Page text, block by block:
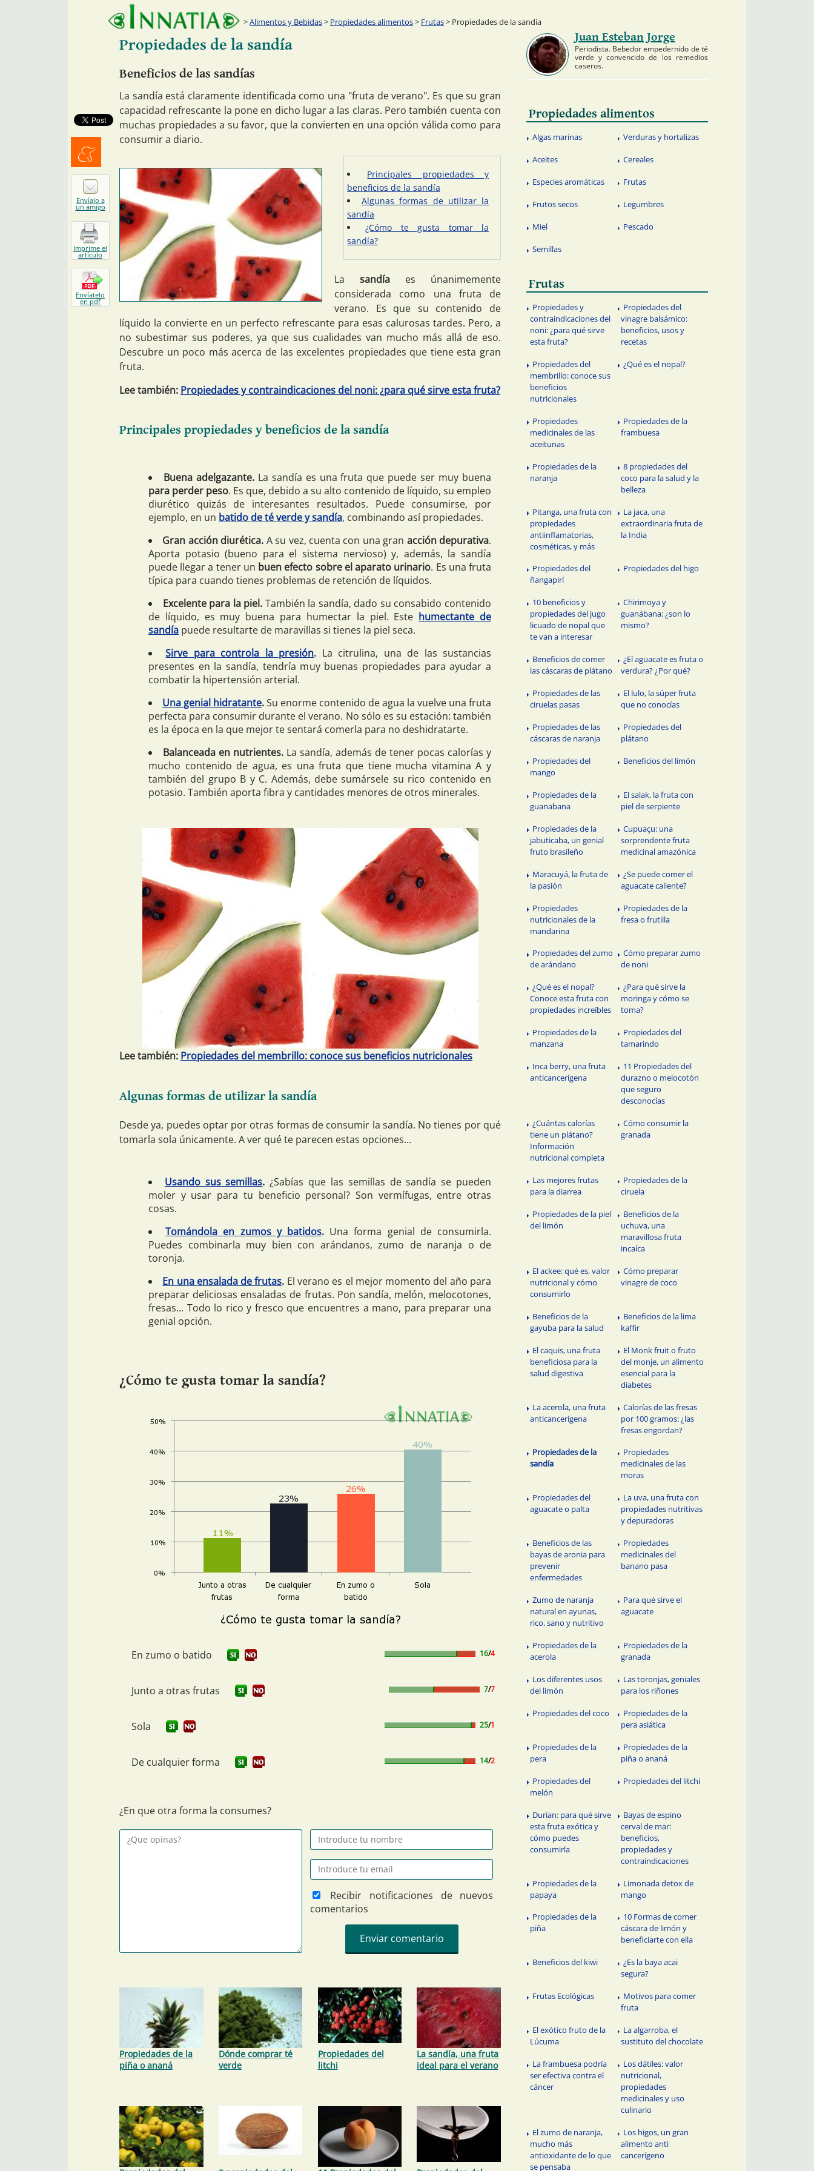
Alimentos y Bebidas> Propiedades alimentos> Frutas> Propiedades de la sandía
Propiedades de la sandía
Beneficios de las sandías
La sandía está claramente identificada como una "fruta de verano". Es que su gran
capacidad refrescante la pone en dicho lugar a las claras. Pero también cuenta con
muchas propiedades a su favor, que la convierten en una opción válida como para
consumir a diario.
Principales propiedades y
beneficios de la sandía
Algunas formas de utilizar la
sandía
¿Cómo te gusta tomar la
sandía?
La sandía es únanimemente
considerada como una fruta de
verano. Es que su contenido de
líquido la convierte en un perfecto refrescante para esas calurosas tardes. Pero, a
no subestimar sus poderes, ya que sus cualidades van mucho más allá de eso.
Descubre un poco más acerca de las excelentes propiedades que tiene esta gran
fruta.
Lee también: Propiedades y contraindicaciones del noni: ¿para qué sirve esta fruta?
Principales propiedades y beneficios de la sandía
Buena adelgazante.La sandía es una fruta que puede ser muy buena
para perder peso. Es que, debido a su alto contenido de líquido, su empleo
diurético quizás de interesantes resultados. Puede consumirse, por
ejemplo, en un batido de té verde y sandía, combinando así propiedades.
Gran acción diurética. A su vez, cuenta con una gran acción depurativa.
Aporta potasio (bueno para el sistema nervioso) y, además, la sandía
puede llegar a tener un buen efecto sobre el aparato urinario. Es una fruta
típica para cuando tienes problemas de retención de líquidos.
Excelente para la piel. También la sandía, dado su consabido contenido
de líquido, es muy buena para humectar la piel. Este humectante de
sandía puede resultarte de maravillas si tienes la piel seca.
Sirve para controla la presión. La citrulina, una de las sustancias
presentes en la sandía, tendría muy buenas propiedades para ayudar a
combatir la hipertensión arterial.
Una genial hidratante.Su enorme contenido de agua la vuelve una fruta
perfecta para consumir durante el verano. No sólo es su estación: también
es la época en la que mejor te sentará comerla para no deshidratarte.
Balanceada en nutrientes. La sandía, además de tener pocas calorías y
mucho contenido de agua, es una fruta que tiene mucha vitamina A y
también del grupo B y C. Además, debe sumársele su rico contenido en
potasio. También aporta fibra y cantidades menores de otros minerales.
Lee también: Propiedades del membrillo: conoce sus beneficios nutricionales
Algunas formas de utilizar la sandía
Desde ya, puedes optar por otras formas de consumir la sandía. No tienes por qué
tomarla sola únicamente. A ver qué te parecen estas opciones...
Usando sus semillas. ¿Sabías que las semillas de sandía se pueden
moler y usar para tu beneficio personal? Son vermífugas, entre otras
cosas.
Tomándola en zumos y batidos. Una forma genial de consumirla.
Puedes combinarla muy bien con arándanos, zumo de naranja o de
toronja.
En una ensalada de frutas. El verano es el mejor momento del año para
preparar deliciosas ensaladas de frutas. Pon sandía, melón, melocotones,
fresas... Todo lo rico y fresco que encuentres a mano, para preparar una
genial opción.
¿Cómo te gusta tomar la sandía?
En zumo o batido 16/4
Junto a otras frutas 7/7
Sola 25/1
De cualquier forma 14/2
¿En que otra forma la consumes?
Recibir notificaciones de nuevos
comentarios
Propiedades de la
piña o ananá
Dónde comprar té
verde
Propiedades del
litchi
La sandía, una fruta
ideal para el verano
Juan Esteban Jorge
Periodista. Bebedor empedernido de té
verde y convencido de los remedios
caseros.
Propiedades alimentos
Algas marinas Verduras y hortalizas
Aceites Cereales
Especies aromáticas Frutas
Frutos secos Legumbres
Miel Pescado
Semillas
Frutas
Propiedades y
contraindicaciones del
noni: ¿para qué sirve
esta fruta?
Propiedades del
vinagre balsámico:
beneficios, usos y
recetas
Propiedades del
membrillo: conoce sus
beneficios
nutricionales
¿Qué es el nopal?
Propiedades
medicinales de las
aceitunas
Propiedades de la
frambuesa
Propiedades de la
naranja
8 propiedades del
coco para la salud y la
belleza
Pitanga, una fruta con
propiedades
antiinflamatorias,
cosméticas, y más
La jaca, una
extraordinaria fruta de
la India
Propiedades del
ñangapirí
Propiedades del higo
10 beneficios y
propiedades del jugo
licuado de nopal que
te van a interesar
Chirimoya y
guanábana: ¿son lo
mismo?
Beneficios de comer
las cáscaras de plátano
¿El aguacate es fruta o
verdura? ¿Por qué?
Propiedades de las
ciruelas pasas
El lulo, la súper fruta
que no conocías
Propiedades de las
cáscaras de naranja
Propiedades del
plátano
Propiedades del
mango
Beneficios del limón
Propiedades de la
guanabana
El salak, la fruta con
piel de serpiente
Propiedades de la
jabuticaba, un genial
fruto brasileño
Cupuaçu: una
sorprendente fruta
medicinal amazónica
Maracuyá, la fruta de
la pasión
¿Se puede comer el
aguacate caliente?
Propiedades
nutricionales de la
mandarina
Propiedades de la
fresa o frutilla
Propiedades del zumo
de arándano
Cómo preparar zumo
de noni
¿Qué es el nopal?
Conoce esta fruta con
propiedades increíbles
¿Para qué sirve la
moringa y cómo se
toma?
Propiedades de la
manzana
Propiedades del
tamarindo
Inca berry, una fruta
anticancerígena
11 Propiedades del
durazno o melocotón
que seguro
desconocías
¿Cuántas calorías
tiene un plátano?
Información
nutricional completa
Cómo consumir la
granada
Las mejores frutas
para la diarrea
Propiedades de la
ciruela
Propiedades de la piel
del limón
Beneficios de la
uchuva, una
maravillosa fruta
incaíca
El ackee: qué es, valor
nutricional y cómo
consumirlo
Cómo preparar
vinagre de coco
Beneficios de la
gayuba para la salud
Beneficios de la lima
kaffir
El caquis, una fruta
beneficiosa para la
salud digestiva
El Monk fruit o fruto
del monje, un alimento
esencial para la
diabetes
La acerola, una fruta
anticancerígena
Calorías de las fresas
por 100 gramos: ¿las
fresas engordan?
Propiedades de la
sandía
Propiedades
medicinales de las
moras
Propiedades del
aguacate o palta
La uva, una fruta con
propiedades nutritivas
y depuradoras
Beneficios de las
bayas de aronia para
prevenir
enfermedades
Propiedades
medicinales del
banano pasa
Zumo de naranja
natural en ayunas,
rico, sano y nutritivo
Para qué sirve el
aguacate
Propiedades de la
acerola
Propiedades de la
granada
Los diferentes usos
del limón
Las toronjas, geniales
para los riñones
Propiedades del coco
Propiedades de la
pera asiática
Propiedades de la
pera
Propiedades de la
piña o ananá
Propiedades del
melón
Propiedades del litchi
Durian: para qué sirve
esta fruta exótica y
cómo puedes
consumirla
Bayas de espino
cerval de mar:
beneficios,
propiedades y
contraindicaciones
Propiedades de la
papaya
Limonada detox de
mango
Propiedades de la
piña
10 Formas de comer
cáscara de limón y
beneficiarte con ella
Beneficios del kiwi
¿Es la baya acai
segura?
Frutas Ecológicas
Motivos para comer
fruta
El exótico fruto de la
Lúcuma
La algarroba, el
sustituto del chocolate
La frambuesa podría
ser efectiva contra el
cáncer
Los dátiles: valor
nutricional,
propiedades
medicinales y uso
culinario
El zumo de naranja,
mucho más
antioxidante de lo que
se pensaba
Los higos, un gran
alimento anti
cancerígeno
Menéalo
Envíalo a
un amigo
Imprime el
artículo
Envíatelo
en pdf